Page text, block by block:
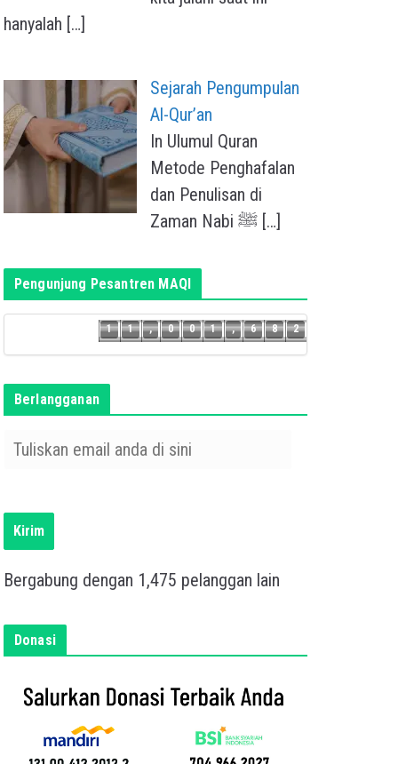
hanyalah […]
Sejarah Pengumpulan
Al-Qur’an
In Ulumul Quran
Metode Penghafalan
dan Penulisan di
[…]
Pengunjung Pesantren MAQI
1
1
,
0
0
1
,
6
8 2
Berlangganan
k
a
a
Kirim
Bergabung dengan 1,475 pelanggan lain
Donasi